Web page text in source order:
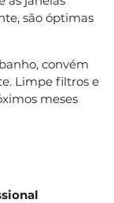
são óptimas
convém
Limpe filtros e
meses